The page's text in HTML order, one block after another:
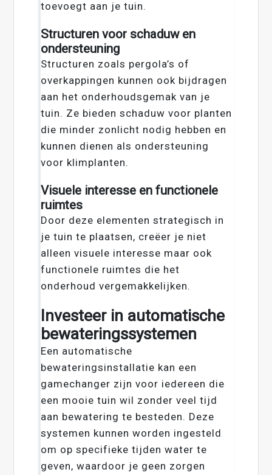
toevoegt aan je tuin.
Structuren voor schaduw en
ondersteuning
Structuren zoals pergola’s of
overkappingen kunnen ook bijdragen
aan het onderhoudsgemak van je
tuin. Ze bieden schaduw voor planten
die minder zonlicht nodig hebben en
kunnen dienen als ondersteuning
voor klimplanten.
Visuele interesse en functionele
ruimtes
Door deze elementen strategisch in
je tuin te plaatsen, creëer je niet
alleen visuele interesse maar ook
functionele ruimtes die het
onderhoud vergemakkelijken.
Investeer in automatische
bewateringssystemen
Een automatische
bewateringsinstallatie kan een
gamechanger zijn voor iedereen die
een mooie tuin wil zonder veel tijd
aan bewatering te besteden. Deze
systemen kunnen worden ingesteld
om op specifieke tijden water te
geven, waardoor je geen zorgen